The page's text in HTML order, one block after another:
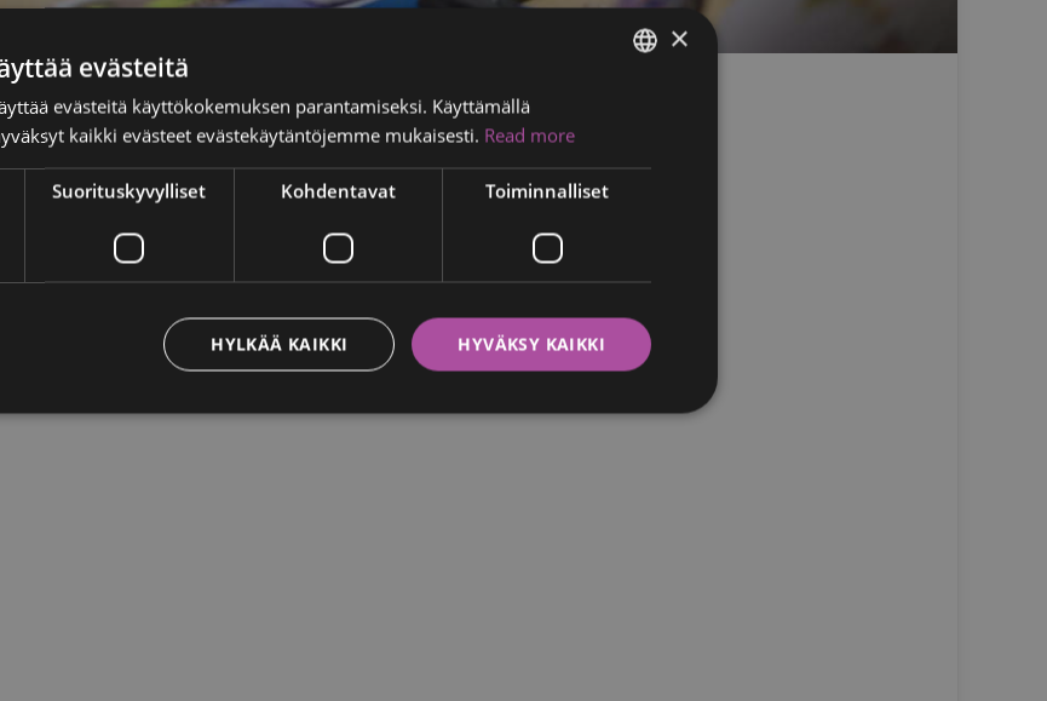
×
evästeitä
evästeitä käyttökokemuksen parantamiseksi. Käyttämällä
kaikki evästeet evästekäytäntöjemme mukaisesti. Read more
Suorituskyvylliset Kohdentavat Toiminnalliset
HYVÄKSY KAIKKI
HYLKÄÄ KAIKKI